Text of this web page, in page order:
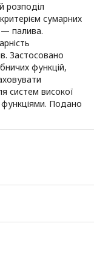
розподіл
сумарних
— палива.
Застосовано
функцій,
систем високої
функціями. Подано